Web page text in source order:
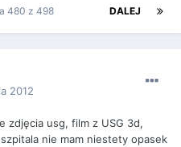
DALEJ
480 z 498
2012
zdjęcia usg, film z USG 3d,
nie mam niestety opasek